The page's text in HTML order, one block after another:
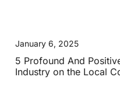
January 6, 2025
5 Profound And
Industry on the Local